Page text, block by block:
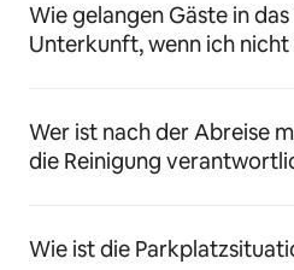
Wie gelangen Gäste in
Unterkunft, wenn ich nicht
Wer ist nach der Abreise
die Reinigung
Wie ist die